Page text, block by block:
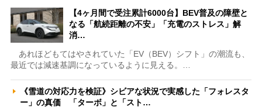
【4ヶ月間で受注累計6000台】BEV普及の障壁と
なる「航続距離の不安」「充電のストレス」解
消…
あれほどもてはやされていた「EV（BEV）シフト」の潮流も、
最近では減速基調になっているように見える。…
《雪道の対応力を検証》シビアな状況で実感した「フォレスタ
ー」の真価 「ターボ」と「スト…